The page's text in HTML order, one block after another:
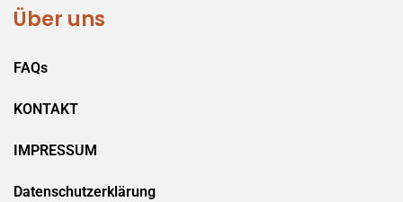
Über uns
FAQs
KONTAKT
IMPRESSUM
Datenschutzerklärung